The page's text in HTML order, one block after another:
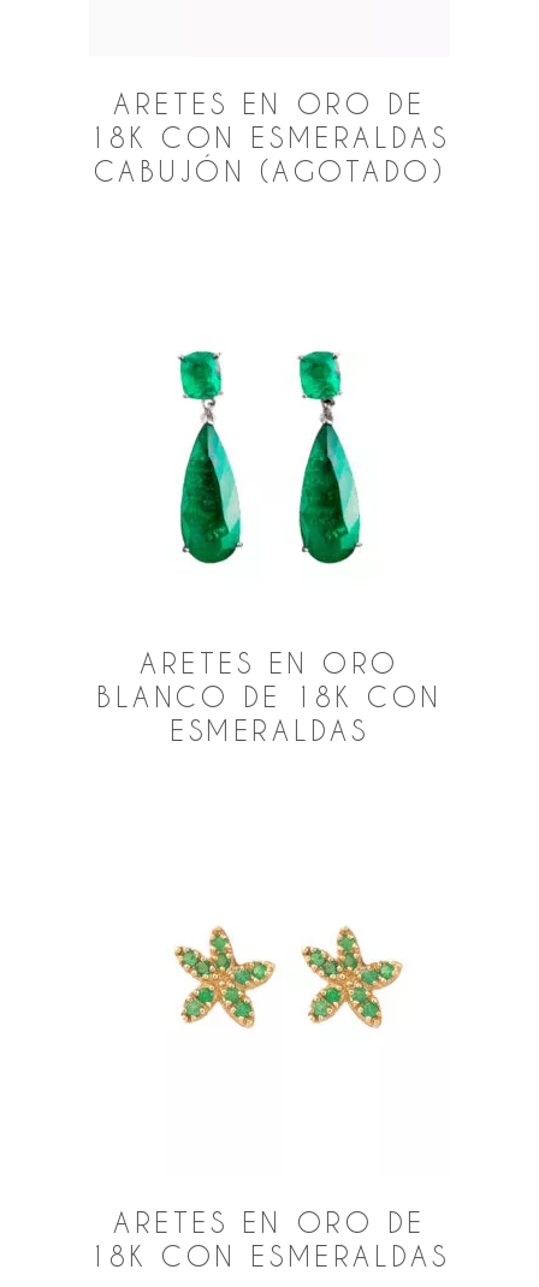
ARETES EN ORO DE
18K CON ESMERALDAS
CABUJÓN (AGOTADO)
ARETES EN ORO
BLANCO DE 18K CON
ESMERALDAS
ARETES EN ORO DE
18K CON ESMERALDAS